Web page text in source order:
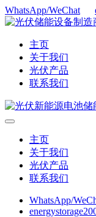
WhatsApp/WeChat
主页
关于我们
光伏产品
联系我们
主页
关于我们
光伏产品
联系我们
WhatsApp/